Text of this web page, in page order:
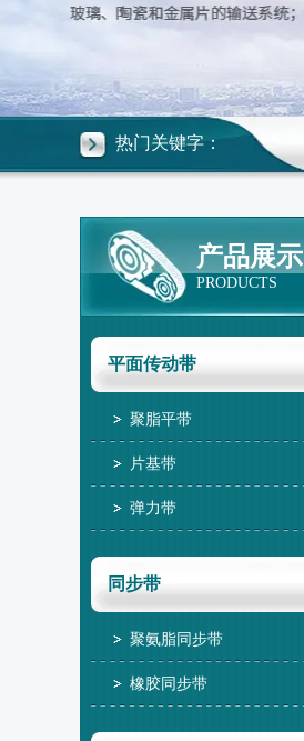
热门关键字：
产品展示
PRODUCTS
平面传动带
聚脂平带
片基带
弹力带
同步带
聚氨脂同步带
橡胶同步带